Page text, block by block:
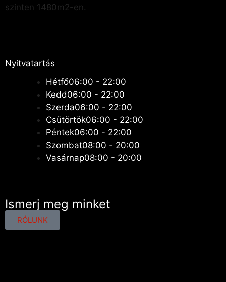
szinten 1480m2-en.
Nyitvatartás
Hétfő06:00 - 22:00
Kedd06:00 - 22:00
Szerda06:00 - 22:00
Csütörtök06:00 - 22:00
Péntek06:00 - 22:00
Szombat08:00 - 20:00
Vasárnap08:00 - 20:00
Ismerj meg minket
RÓLUNK